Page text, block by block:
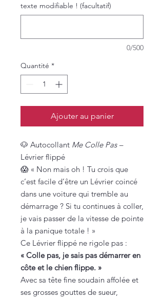
texte modifiable ! (facultatif)
0/500
Quantité *
Ajouter au panier
🐶 Autocollant Me Colle Pas –
Lévrier flippé
😱 « Non mais oh ! Tu crois que
c’est facile d’être un Lévrier coincé
dans une voiture qui tremble au
démarrage ? Si tu continues à coller,
je vais passer de la vitesse de pointe
à la panique totale ! »
Ce Lévrier flippé ne rigole pas :
« Colle pas, je sais pas démarrer en
côte et le chien flippe. »
Avec sa tête fine soudain affolée et
ses grosses gouttes de sueur,